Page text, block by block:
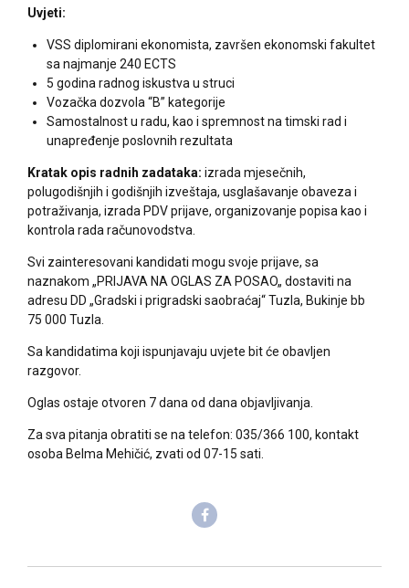
Uvjeti:
VSS diplomirani ekonomista, završen ekonomski fakultet
sa najmanje 240 ECTS
5 godina radnog iskustva u struci
Vozačka dozvola “B” kategorije
Samostalnost u radu, kao i spremnost na timski rad i
unapređenje poslovnih rezultata
Kratak opis radnih zadataka: izrada mjesečnih,
polugodišnjih i godišnjih izveštaja, usglašavanje obaveza i
potraživanja, izrada PDV prijave, organizovanje popisa kao i
kontrola rada računovodstva.
Svi zainteresovani kandidati mogu svoje prijave, sa
naznakom „PRIJAVA NA OGLAS ZA POSAO„ dostaviti na
adresu DD „Gradski i prigradski saobraćaj“ Tuzla, Bukinje bb
75 000 Tuzla.
Sa kandidatima koji ispunjavaju uvjete bit će obavljen
razgovor.
Oglas ostaje otvoren 7 dana od dana objavljivanja.
Za sva pitanja obratiti se na telefon: 035/366 100, kontakt
osoba Belma Mehičić, zvati od 07-15 sati.